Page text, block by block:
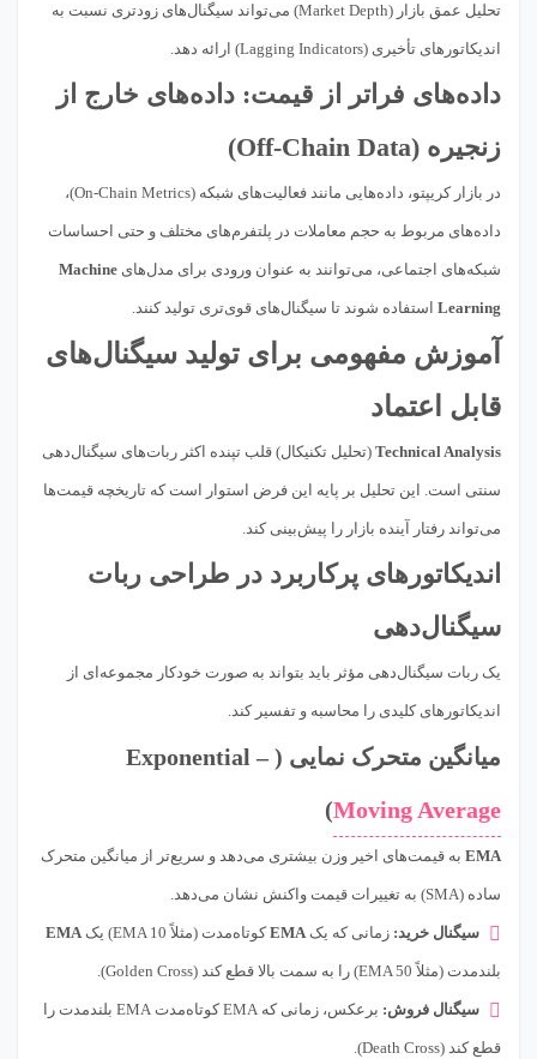
تحلیل عمق بازار (Market Depth) می‌تواند سیگنال‌های زودتری نسبت به
اندیکاتورهای تأخیری (Lagging Indicators) ارائه دهد.
داده‌های فراتر از قیمت: داده‌های خارج از
زنجیره (Off-Chain Data)
در بازار کریپتو، داده‌هایی مانند فعالیت‌های شبکه (On-Chain Metrics)،
داده‌های مربوط به حجم معاملات در پلتفرم‌های مختلف و حتی احساسات
شبکه‌های اجتماعی، می‌توانند به عنوان ورودی برای مدل‌های Machine
Learning استفاده شوند تا سیگنال‌های قوی‌تری تولید کنند.
آموزش مفهومی برای تولید سیگنال‌های
قابل اعتماد
Technical Analysis (تحلیل تکنیکال) قلب تپنده اکثر ربات‌های سیگنال‌دهی
سنتی است. این تحلیل بر پایه این فرض استوار است که تاریخچه قیمت‌ها
می‌تواند رفتار آینده بازار را پیش‌بینی کند.
اندیکاتورهای پرکاربرد در طراحی ربات
سیگنال‌دهی
یک ربات سیگنال‌دهی مؤثر باید بتواند به صورت خودکار مجموعه‌ای از
اندیکاتورهای کلیدی را محاسبه و تفسیر کند.
میانگین متحرک نمایی ( – Exponential
Moving Average
)
EMA به قیمت‌های اخیر وزن بیشتری می‌دهد و سریع‌تر از میانگین متحرک
ساده (SMA) به تغییرات قیمت واکنش نشان می‌دهد.
سیگنال خرید: زمانی که یکEMAکوتاه‌مدت (مثلاً EMA 10) یک EMA
بلندمدت (مثلاً EMA 50) را به سمت بالا قطع کند (Golden Cross).
سیگنال فروش: برعکس، زمانی که EMA کوتاه‌مدت EMA بلندمدت را
قطع کند (Death Cross).